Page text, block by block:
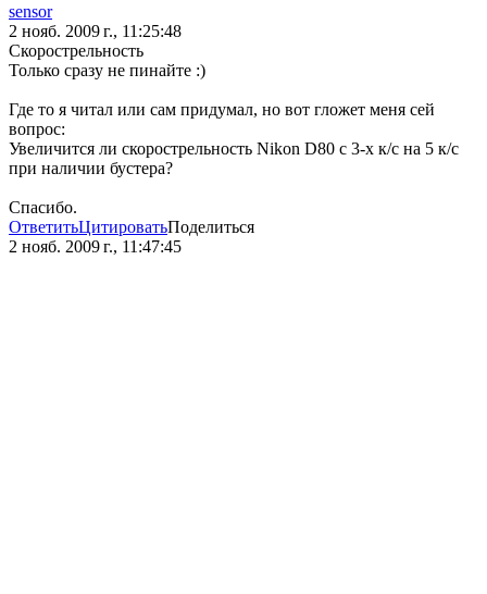
sensor
2 нояб. 2009 г., 11:25:48
Скорострельность
Только сразу не пинайте :)
Где то я читал или сам придумал, но вот гложет меня сей
вопрос:
Увеличится ли скорострельность Nikon D80 c 3-х к/с на 5 к/с
при наличии бустера?
Спасибо.
ОтветитьЦитироватьПоделиться
2 нояб. 2009 г., 11:47:45